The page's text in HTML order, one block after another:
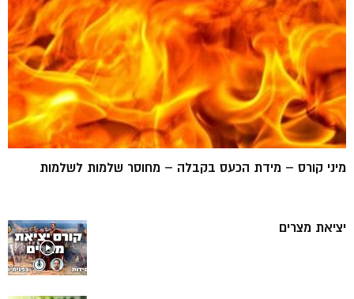
מיני קורס – מידת הכעס בקבלה – מחוסר שלמות לשלמות
יציאת מצרים